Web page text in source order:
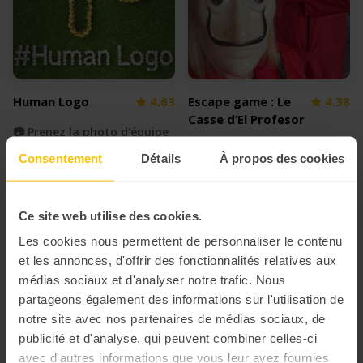
Consentement Détails À propos des cookies
Ce site web utilise des cookies.
Les cookies nous permettent de personnaliser le contenu
et les annonces, d'offrir des fonctionnalités relatives aux
médias sociaux et d'analyser notre trafic. Nous
partageons également des informations sur l'utilisation de
notre site avec nos partenaires de médias sociaux, de
publicité et d'analyse, qui peuvent combiner celles-ci
avec d'autres informations que vous leur avez fournies
Human Logo 4.63
📷 Prenez la photo d'équipe
Escape game : Le
Casse d’El Profesor
4.38
sous pression dans vos